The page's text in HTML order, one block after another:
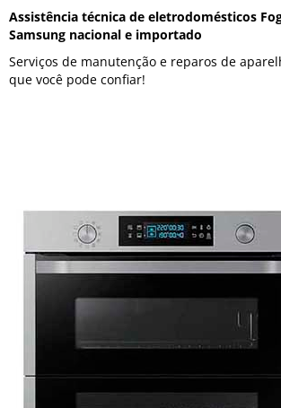
Assistência técnica de eletrodomésticos
Samsung nacional e importado
Serviços de manutenção e reparos de
que você pode confiar!